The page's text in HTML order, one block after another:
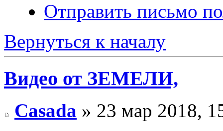
Отправить письмо
Вернуться к началу
Видео от ЗЕМЕЛИ,
Casada » 23 мар 2018,